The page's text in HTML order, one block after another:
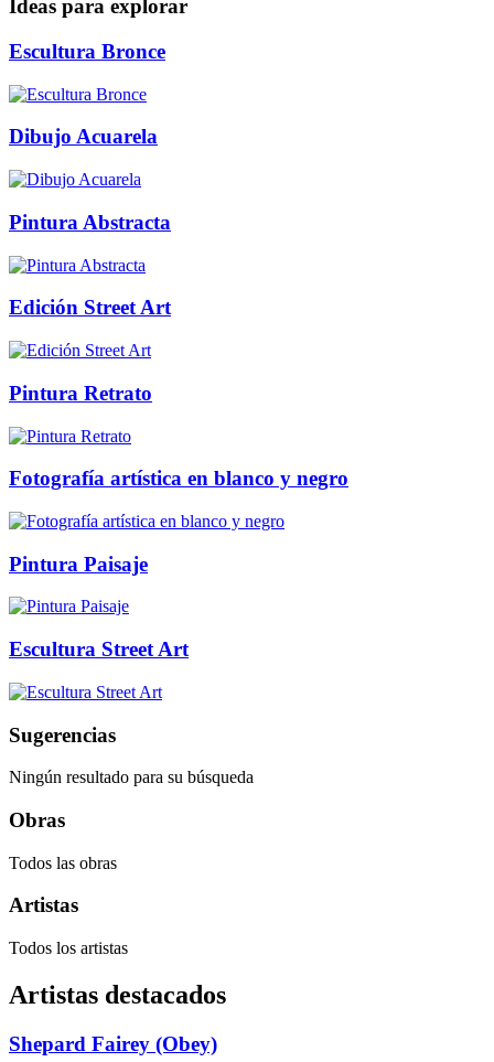
Ideas para explorar
Escultura Bronce
Dibujo Acuarela
Pintura Abstracta
Edición Street Art
Pintura Retrato
Fotografía artística en blanco y negro
Pintura Paisaje
Escultura Street Art
Sugerencias
Ningún resultado para su búsqueda
Obras
Todos las obras
Artistas
Todos los artistas
Artistas destacados
Shepard Fairey (Obey)